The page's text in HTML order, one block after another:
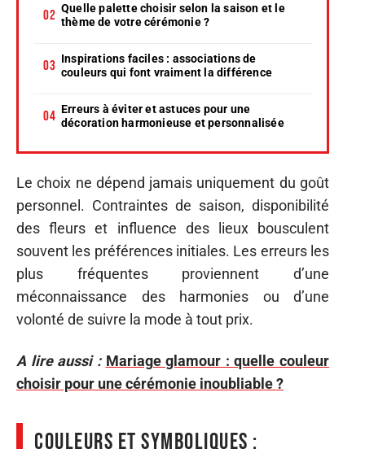
Quelle palette choisir selon la saison et le
thème de votre cérémonie ?
Inspirations faciles : associations de
couleurs qui font vraiment la différence
Erreurs à éviter et astuces pour une
décoration harmonieuse et personnalisée
Le choix ne dépend jamais uniquement du goût
personnel. Contraintes de saison, disponibilité
des fleurs et influence des lieux bousculent
souvent les préférences initiales. Les erreurs les
plus fréquentes proviennent d’une
méconnaissance des harmonies ou d’une
volonté de suivre la mode à tout prix.
A lire aussi : Mariage glamour : quelle couleur
choisir pour une cérémonie inoubliable ?
Couleurs et symboliques :